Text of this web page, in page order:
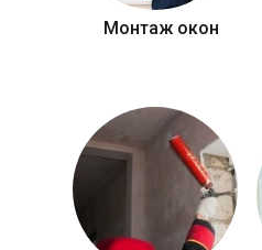
Монтаж окон